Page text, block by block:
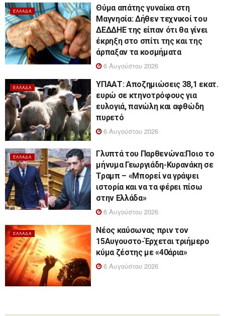
ΕΛΛΆΔΑ
Θύμα απάτης γυναίκα στη
Μαγνησία: Δήθεν τεχνικοί του
ΔΕΔΔΗΕ της είπαν ότι θα γίνει
έκρηξη στο σπίτι της και της
άρπαξαν τα κοσμήματα
6 Αυγούστου 2026
ΕΛΛΆΔΑ
ΥΠΑΑΤ: Αποζημιώσεις 38,1 εκατ.
ευρώ σε κτηνοτρόφους για
ευλογιά, πανώλη και αφθώδη
πυρετό
6 Αυγούστου 2026
ΕΛΛΆΔΑ
Γλυπτά του Παρθενώνα:Ποιο το
μήνυμα Γεωργιάδη-Κυρανάκη σε
Τραμπ – «Μπορεί να γράψει
ιστορία και να τα φέρει πίσω
στην Ελλάδα»
6 Αυγούστου 2026
ΕΛΛΆΔΑ
Νέος καύσωνας πριν τον
15Αυγουστο-Έρχεται τριήμερο
κύμα ζέστης με «40άρια»
6 Αυγούστου 2026